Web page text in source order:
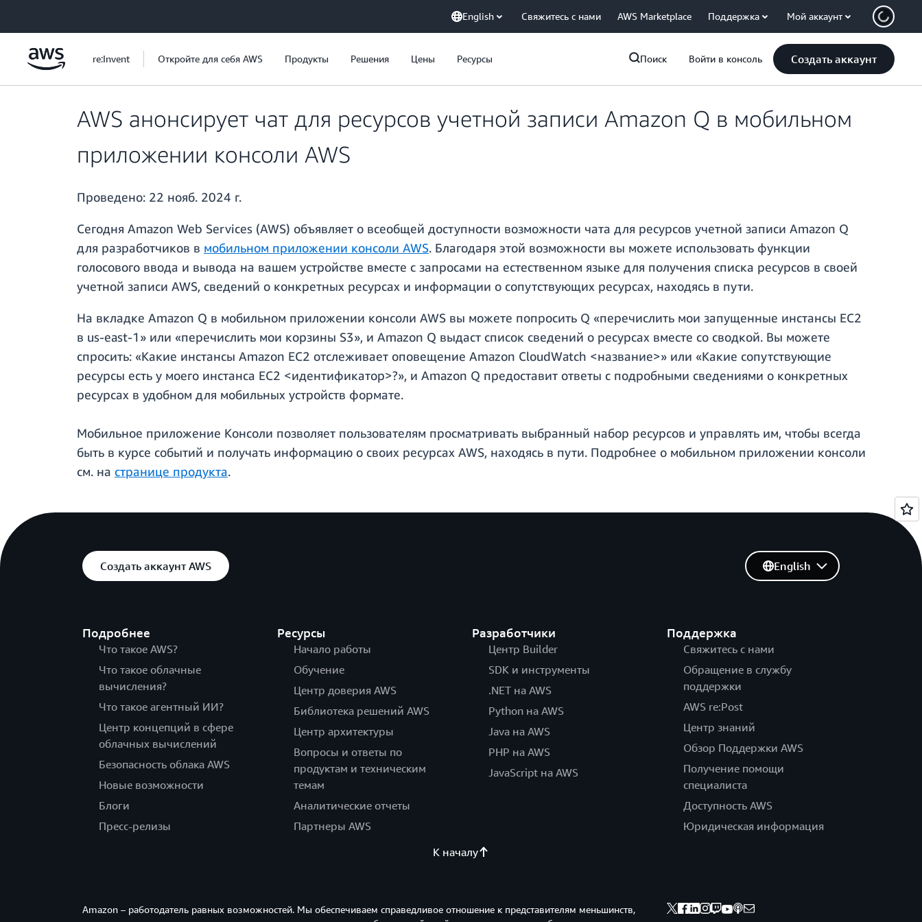
English Свяжитесь с нами AWS Marketplace Поддержка Мой аккаунт
re:Invent Откройте для себя AWS Продукты Решения Цены Ресурсы Поиск Войти в консоль Создать аккаунт
AWS анонсирует чат для ресурсов учетной записи Amazon Q в мобильном
приложении консоли AWS
Проведено: 22 нояб. 2024 г.
Сегодня Amazon Web Services (AWS) объявляет о всеобщей доступности возможности чата для ресурсов учетной записи Amazon Q
для разработчиков в мобильном приложении консоли AWS. Благодаря этой возможности вы можете использовать функции
голосового ввода и вывода на вашем устройстве вместе с запросами на естественном языке для получения списка ресурсов в своей
учетной записи AWS, сведений о конкретных ресурсах и информации о сопутствующих ресурсах, находясь в пути.
На вкладке Amazon Q в мобильном приложении консоли AWS вы можете попросить Q «перечислить мои запущенные инстансы EC2
в us-east-1» или «перечислить мои корзины S3», и Amazon Q выдаст список сведений о ресурсах вместе со сводкой. Вы можете
спросить: «Какие инстансы Amazon EC2 отслеживает оповещение Amazon CloudWatch <название>» или «Какие сопутствующие
ресурсы есть у моего инстанса EC2 <идентификатор>?», и Amazon Q предоставит ответы с подробными сведениями о конкретных
ресурсах в удобном для мобильных устройств формате.
Мобильное приложение Консоли позволяет пользователям просматривать выбранный набор ресурсов и управлять им, чтобы всегда
быть в курсе событий и получать информацию о своих ресурсах AWS, находясь в пути. Подробнее о мобильном приложении консоли
см. на странице продукта.
Создать аккаунт AWS
Подробнее
Что такое AWS?
Что такое облачные
вычисления?
Что такое агентный ИИ?
Центр концепций в сфере
облачных вычислений
Безопасность облака AWS
Новые возможности
Блоги
Пресс-релизы
Ресурсы
Начало работы
Обучение
Центр доверия AWS
Библиотека решений AWS
Центр архитектуры
Вопросы и ответы по
продуктам и техническим
темам
Аналитические отчеты
Партнеры AWS
Разработчики
Центр Builder
SDK и инструменты
.NET на AWS
Python на AWS
Java на AWS
PHP на AWS
JavaScript на AWS
Поддержка
Свяжитесь с нами
Обращение в службу
поддержки
AWS re:Post
Центр знаний
Обзор Поддержки AWS
Получение помощи
специалиста
Доступность AWS
Юридическая информация
English
К началу
Amazon – работодатель равных возможностей. Мы обеспечиваем справедливое отношение к представителям меньшинств,